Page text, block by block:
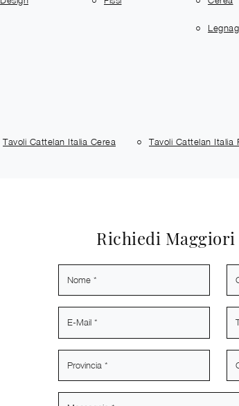
Tavoli Cattelan Italia Cerea Tavoli Cattelan Italia
Richiedi